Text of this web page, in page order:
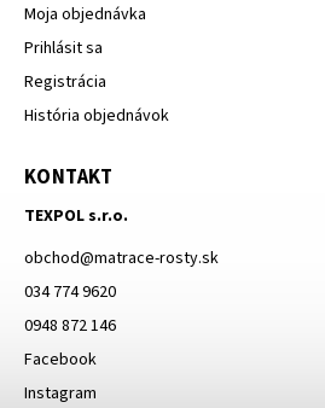
Moja objednávka
Prihlásit sa
Registrácia
História objednávok
KONTAKT
TEXPOL s.r.o.
obchod@matrace-rosty.sk
034 774 9620
0948 872 146
Facebook
Instagram